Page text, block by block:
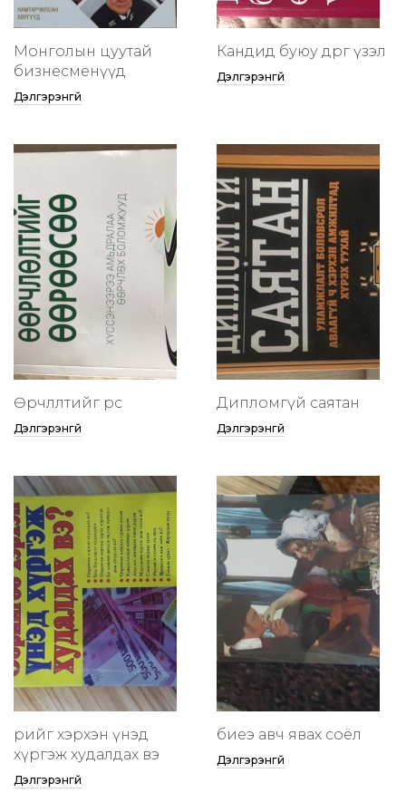
Монголын цуутай
бизнесменүүд
Дэлгэрэнгүй
Кандид буюу өөдрөг үзэл
Дэлгэрэнгүй
Өөрчлөлтийг өөрөөсөө
Дэлгэрэнгүй
Дипломгүй саятан
Дэлгэрэнгүй
өөрийгөө хэрхэн үнэд
хүргэж худалдах вэ
Дэлгэрэнгүй
биеэ авч явах соёл
Дэлгэрэнгүй